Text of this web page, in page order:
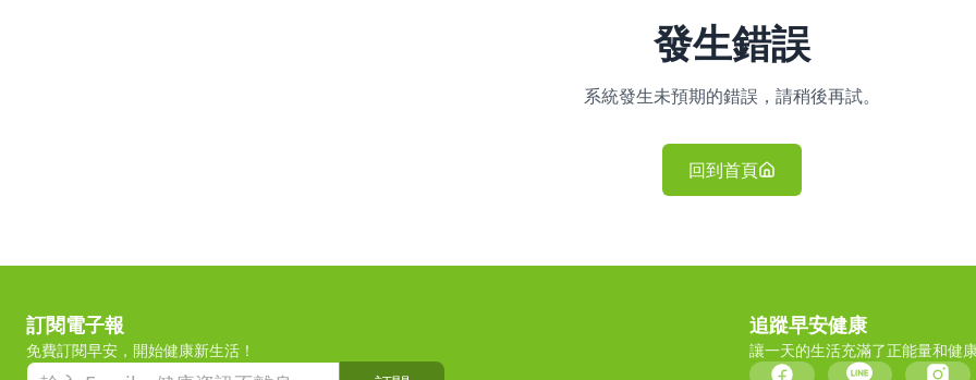
發生錯誤
系統發生未預期的錯誤，請稍後再試。
回到首頁
訂閱電子報
免費訂閱早安，開始健康新生活！
追蹤早安健康
讓一天的生活充滿了正能量和健